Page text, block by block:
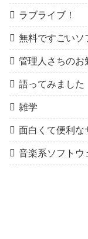
ラブライブ！
無料ですごいソ
管理人さちのお
語ってみました
雑学
面白くて便利な
音楽系ソフトウ